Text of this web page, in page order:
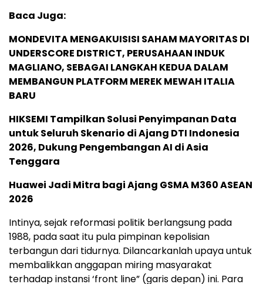
Baca Juga:
MONDEVITA MENGAKUISISI SAHAM MAYORITAS DI
UNDERSCORE DISTRICT, PERUSAHAAN INDUK
MAGLIANO, SEBAGAI LANGKAH KEDUA DALAM
MEMBANGUN PLATFORM MEREK MEWAH ITALIA
BARU
HIKSEMI Tampilkan Solusi Penyimpanan Data
untuk Seluruh Skenario di Ajang DTI Indonesia
2026, Dukung Pengembangan AI di Asia
Tenggara
Huawei Jadi Mitra bagi Ajang GSMA M360 ASEAN
2026
Intinya, sejak reformasi politik berlangsung pada
1988, pada saat itu pula pimpinan kepolisian
terbangun dari tidurnya. Dilancarkanlah upaya untuk
membalikkan anggapan miring masyarakat
terhadap instansi ‘front line” (garis depan) ini. Para